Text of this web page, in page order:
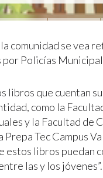
comunidad se vea
Policías
libros que cuentan
como la
y la Facultad de
Prepa Tec Campus
estos libros puedan
las y los jóvenes”.